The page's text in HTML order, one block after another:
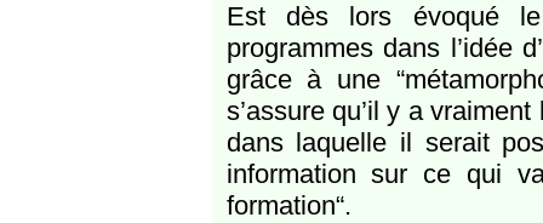
Est dès lors évoqué
programmes dans l’idée
grâce à une
s’assure qu’il y a
dans laquelle il serait
information sur ce qui
formation“.